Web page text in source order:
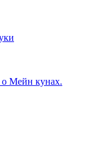
о Мейн кунах.